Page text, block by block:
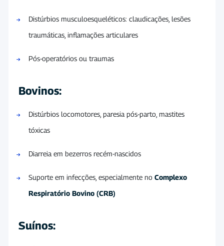
Distúrbios musculoesqueléticos: claudicações, lesões
traumáticas, inflamações articulares
Pós-operatórios ou traumas
Bovinos:
Distúrbios locomotores, paresia pós-parto, mastites
tóxicas
Diarreia em bezerros recém-nascidos
Suporte em infecções, especialmente no Complexo
Respiratório Bovino (CRB)
Suínos: